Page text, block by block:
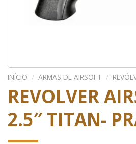
INÍCIO / ARMAS DE AIRSOFT /
REVOLVER
2.5″ TITAN-